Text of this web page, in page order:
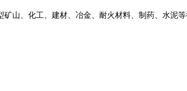
山、化工、建材、冶金、耐火材料、制药、水泥